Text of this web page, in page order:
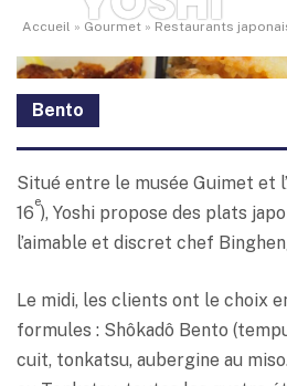
Accueil » Gourmet » Restaurants
Bento
Situé entre le musée Guimet et
16
e
), Yoshi propose des plats
l’aimable et discret chef
Le midi, les clients ont le choix
formules : Shôkadô Bento
cuit, tonkatsu, aubergine au